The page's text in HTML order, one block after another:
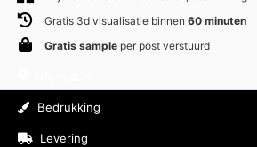
Gratis 3d visualisatie binnen 60 minuten
Gratis sample per post verstuurd
Bedrukking
Levering